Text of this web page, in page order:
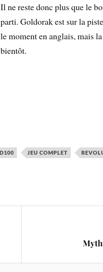
Il ne reste donc plus que le
parti. Goldorak est sur la
le moment en anglais, mais
bientôt.
JEU COMPLET